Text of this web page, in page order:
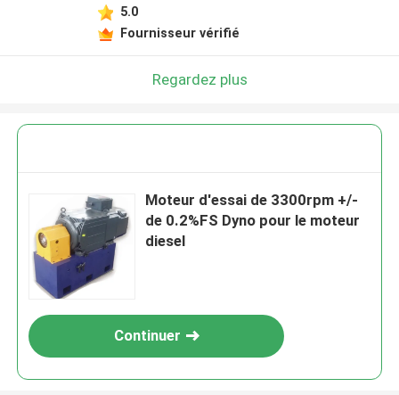
5.0
Fournisseur vérifié
Regardez plus
Moteur d'essai de 3300rpm +/-
de 0.2%FS Dyno pour le moteur
diesel
Continuer